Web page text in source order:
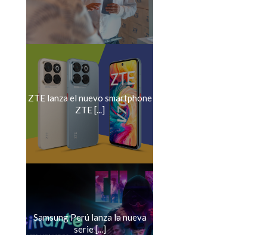
ZTE lanza el nuevo smartphone
ZTE [...]
Samsung Perú lanza la nueva
serie [...]